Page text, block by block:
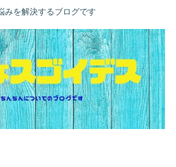
みを解決するブログです